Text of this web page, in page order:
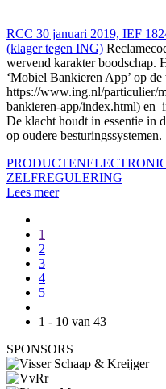
RCC 30 januari 2019, IEF
(klager tegen ING)
wervend karakter boodschap.
‘Mobiel Bankieren App’ op
https://www.ing.nl/particulier/
bankieren-app/index.html) en
De klacht houdt in essentie in
op oudere besturingssystemen.
PRODUCTEN
ZELFREGULERING
Lees meer
1
2
3
4
5
1 - 10 van 43
SPONSORS